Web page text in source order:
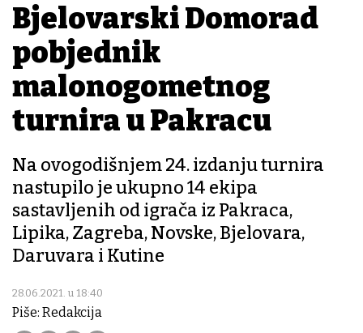
Bjelovarski Domorad
pobjednik
malonogometnog
turnira u Pakracu
Na ovogodišnjem 24. izdanju turnira
nastupilo je ukupno 14 ekipa
sastavljenih od igrača iz Pakraca,
Lipika, Zagreba, Novske, Bjelovara,
Daruvara i Kutine
28.06.2021. u 18:40
Piše: Redakcija